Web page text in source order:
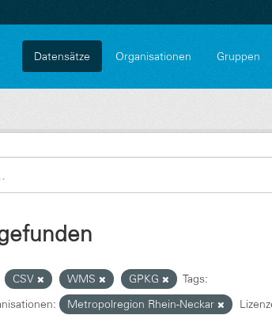
Datensätze Organisationen Gruppen
CSV WMS GPKG
Tags:
Metropolregion Rhein-Neckar